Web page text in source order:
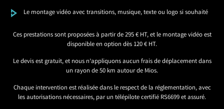
Le montage vidéo avec transitions, musique, texte ou logo si souhaité
Ces prestations sont proposées à partir de 295 € HT, et le montage vidéo est
disponible en option dès 120 € HT.
Le devis est gratuit, et nous n’appliquons aucun frais de déplacement dans
un rayon de 50 km autour de Mios.
Chaque intervention est réalisée dans le respect de la réglementation, avec
les autorisations nécessaires, par un télépilote certifié RS6699 et assuré.